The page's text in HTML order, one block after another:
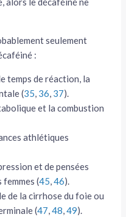
seulement
:
temps de réaction, la
(35, 36, 37).
et la combustion
athlétiques
et de pensées
femmes (45,46).
de la cirrhose du foie ou
(47,48,49).